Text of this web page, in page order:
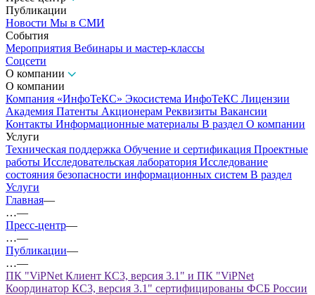
Публикации
Новости Мы в СМИ
События
Мероприятия Вебинары и мастер-классы
Соцсети
О компании
О компании
Компания «ИнфоТеКС» Экосистема ИнфоТеКС Лицензии
Академия Патенты Акционерам Реквизиты Вакансии
Контакты Информационные материалы В раздел О компании
Услуги
Техническая поддержка Обучение и сертификация Проектные
работы Исследовательская лаборатория Исследование
состояния безопасности информационных систем В раздел
Услуги
Главная—
…—
Пресс-центр—
…—
Публикации—
…—
ПК "ViPNet Клиент КС3, версия 3.1" и ПК "ViPNet
Координатор КС3, версия 3.1" сертифицированы ФСБ России